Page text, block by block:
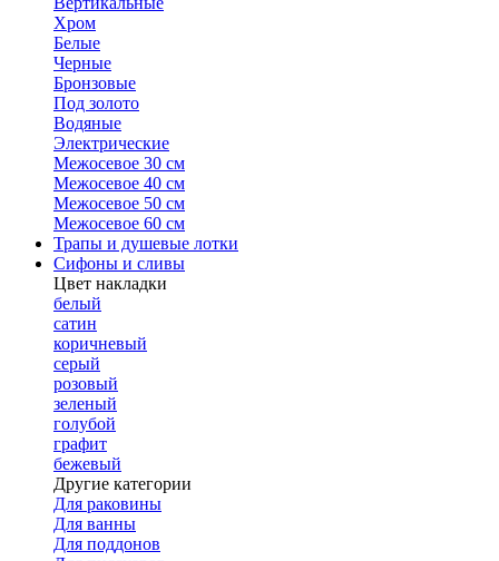
Хром
Белые
Черные
Бронзовые
Под золото
Водяные
Электрические
Межосевое 30 см
Межосевое 40 см
Межосевое 50 см
Межосевое 60 см
Трапы и душевые лотки
Сифоны и сливы
Цвет накладки
белый
сатин
коричневый
серый
розовый
зеленый
голубой
графит
бежевый
Другие категории
Для раковины
Для ванны
Для поддонов